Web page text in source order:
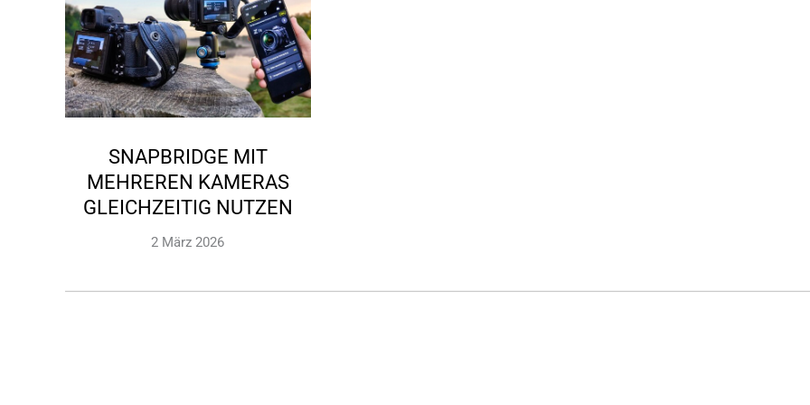
SNAPBRIDGE MIT
MEHREREN KAMERAS
GLEICHZEITIG NUTZEN
2 März 2026